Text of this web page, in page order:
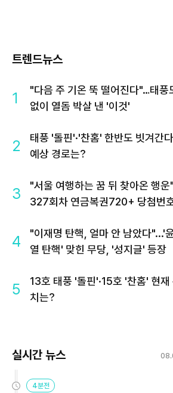
트렌드뉴스
1
"다음 주 기온 뚝 떨어진다"…태풍
없이 열돔 박살 낸 '이것'
2
태풍 '돌핀'·'찬홈' 한반도 빗겨간
예상 경로는?
3
"서울 여행하는 꿈 뒤 찾아온 행
327회차 연금복권720+ 당첨번
4
"이재명 탄핵, 얼마 안 남았다"...'
열 탄핵' 맞힌 무당, '성지글' 등장
5
13호 태풍 '돌핀'·15호 '찬홈' 현재
치는?
실시간 뉴스
4분전